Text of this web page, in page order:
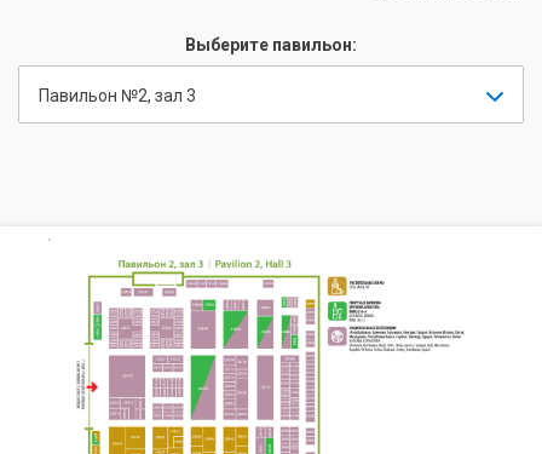
Выберите павильон:
Павильон №2, зал 3